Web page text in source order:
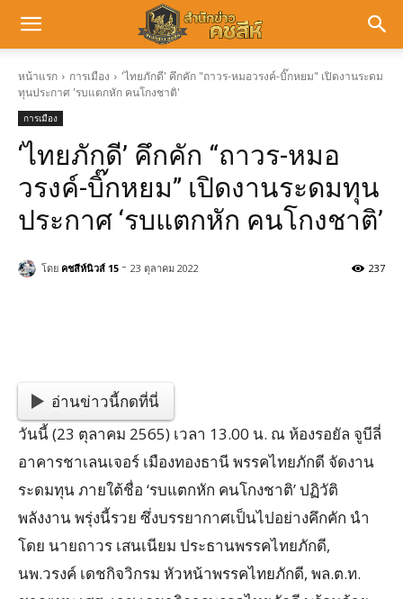
หน้าแรก การเมือง
'ไทยภักดี' คึกคัก "ถาวร-หมอวรงค์-บิ๊กหยม" เปิดงานระดม
ทุนประกาศ 'รบแตกหัก คนโกงชาติ'
การเมือง
‘ไทยภักดี’ คึกคัก “ถาวร-หมอ
วรงค์-บิ๊กหยม” เปิดงานระดมทุน
ประกาศ ‘รบแตกหัก คนโกงชาติ’
237
โดย คชสีห์นิวส์ 15 - 23 ตุลาคม 2022
อ่านข่าวนี้กดที่นี่
วันนี้ (23 ตุลาคม 2565) เวลา 13.00 น. ณ ห้องรอยัล จูบีลี่
อาคารชาเลนเจอร์ เมืองทองธานี พรรคไทยภักดี จัดงาน
ระดมทุน ภายใต้ชื่อ ‘รบแตกหัก คนโกงชาติ’ ปฏิวัติ
พลังงาน พรุ่งนี้รวย ซึ่งบรรยากาศเป็นไปอย่างคึกคัก นำ
โดย นายถาวร เสนเนียม ประธานพรรคไทยภักดี,
นพ.วรงค์ เดชกิจวิกรม หัวหน้าพรรคไทยภักดี, พล.ต.ท.